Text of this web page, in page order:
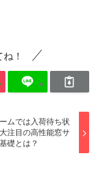
！
ムでは入荷待ち状
注目の高性能窓サ
礎とは？